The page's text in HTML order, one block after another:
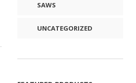
SAWS
UNCATEGORIZED